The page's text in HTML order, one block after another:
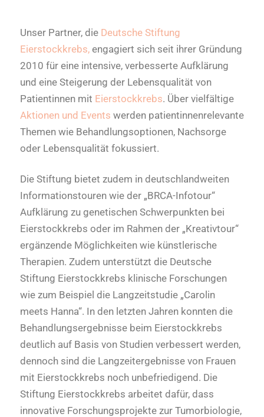
Unser Partner, die Deutsche Stiftung
Eierstockkrebs, engagiert sich seit ihrer Gründung
2010 für eine intensive, verbesserte Aufklärung
und eine Steigerung der Lebensqualität von
Patientinnen mit Eierstockkrebs. Über vielfältige
Aktionen und Events werden patientinnenrelevante
Themen wie Behandlungsoptionen, Nachsorge
oder Lebensqualität fokussiert.
Die Stiftung bietet zudem in deutschlandweiten
Informationstouren wie der „BRCA-Infotour“
Aufklärung zu genetischen Schwerpunkten bei
Eierstockkrebs oder im Rahmen der „Kreativtour“
ergänzende Möglichkeiten wie künstlerische
Therapien. Zudem unterstützt die Deutsche
Stiftung Eierstockkrebs klinische Forschungen
wie zum Beispiel die Langzeitstudie „Carolin
meets Hanna“. In den letzten Jahren konnten die
Behandlungsergebnisse beim Eierstockkrebs
deutlich auf Basis von Studien verbessert werden,
dennoch sind die Langzeitergebnisse von Frauen
mit Eierstockkrebs noch unbefriedigend. Die
Stiftung Eierstockkrebs arbeitet dafür, dass
innovative Forschungsprojekte zur Tumorbiologie,